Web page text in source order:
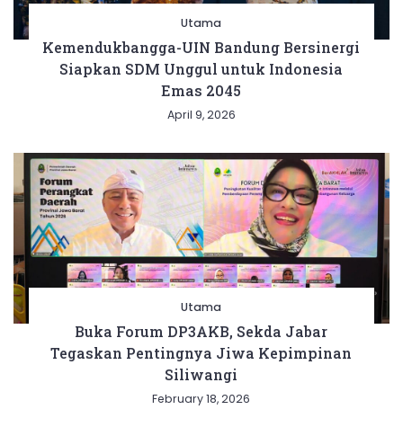
Utama
Kemendukbangga-UIN Bandung Bersinergi
Siapkan SDM Unggul untuk Indonesia
Emas 2045
April 9, 2026
Utama
Buka Forum DP3AKB, Sekda Jabar
Tegaskan Pentingnya Jiwa Kepimpinan
Siliwangi
February 18, 2026